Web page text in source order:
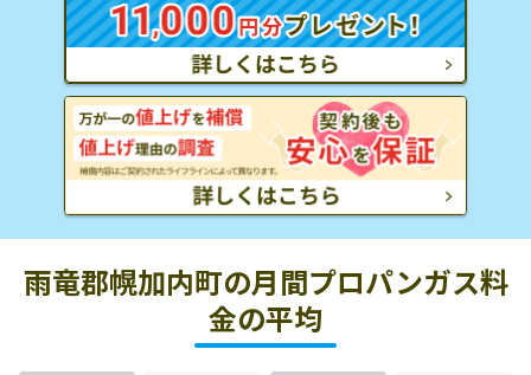
雨竜郡幌加内町の月間プロパンガス料
金の平均